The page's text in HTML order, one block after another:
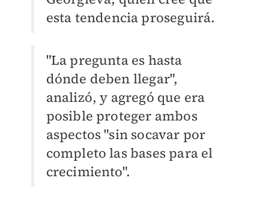
esta tendencia proseguirá.
"La pregunta es hasta
dónde deben llegar",
analizó, y agregó que era
posible proteger ambos
aspectos "sin socavar por
completo las bases para el
crecimiento".